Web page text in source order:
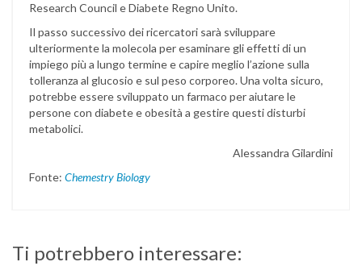
Research Council e Diabete Regno Unito.
Il passo successivo dei ricercatori sarà sviluppare
ulteriormente la molecola per esaminare gli effetti di un
impiego più a lungo termine e capire meglio l’azione sulla
tolleranza al glucosio e sul peso corporeo. Una volta sicuro,
potrebbe essere sviluppato un farmaco per aiutare le
persone con diabete e obesità a gestire questi disturbi
metabolici.
Alessandra Gilardini
Fonte: Chemestry Biology
Ti potrebbero interessare: